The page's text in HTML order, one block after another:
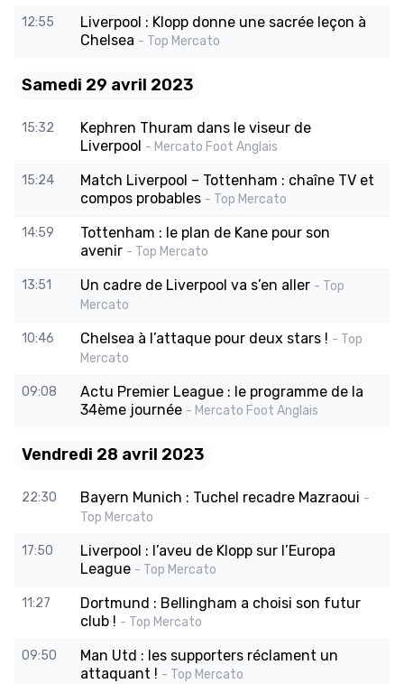
12:55
Liverpool : Klopp donne une sacrée leçon à
Chelsea - Top Mercato
Samedi 29 avril 2023
15:32
Kephren Thuram dans le viseur de
Liverpool - Mercato Foot Anglais
15:24
Match Liverpool – Tottenham : chaîne TV et
compos probables - Top Mercato
14:59
Tottenham : le plan de Kane pour son
avenir - Top Mercato
13:51 Un cadre de Liverpool va s’en aller - Top
Mercato
10:46 Chelsea à l’attaque pour deux stars ! - Top
Mercato
09:08
Actu Premier League : le programme de la
34ème journée - Mercato Foot Anglais
Vendredi 28 avril 2023
22:30 Bayern Munich : Tuchel recadre Mazraoui -
Top Mercato
17:50
Liverpool : l’aveu de Klopp sur l’Europa
League - Top Mercato
11:27
Dortmund : Bellingham a choisi son futur
club ! - Top Mercato
09:50
Man Utd : les supporters réclament un
attaquant ! - Top Mercato